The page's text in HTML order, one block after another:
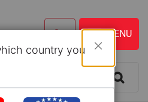
country you